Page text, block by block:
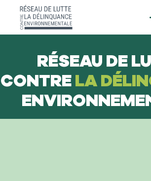
RÉSEAU DE
CONTRELA